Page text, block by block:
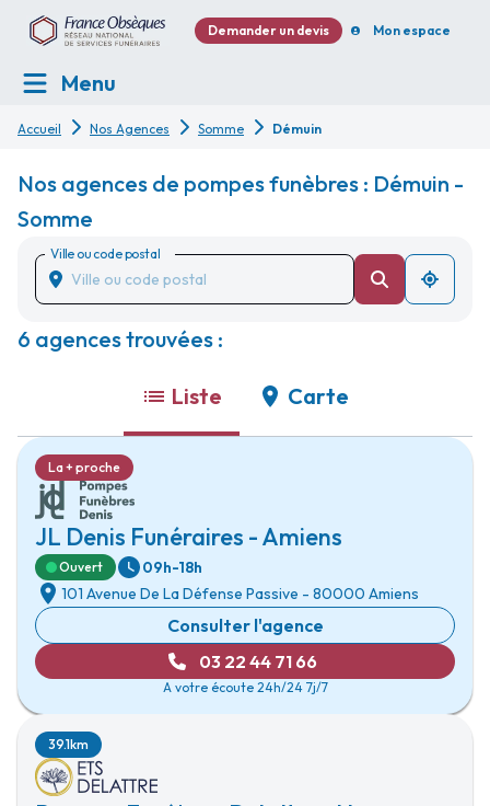
Demander un devis Mon espace
Menu
Accueil Nos Agences Somme Démuin
Nos agences de pompes funèbres : Démuin -
Somme
Ville ou code postal
6 agences trouvées :
Liste Carte
JL Denis Funéraires - Amiens
La + proche
Ouvert
09h-18h
101 Avenue De La Défense Passive - 80000 Amiens
Consulter l'agence
03 22 44 71 66
A votre écoute 24h/24 7j/7
39.1km